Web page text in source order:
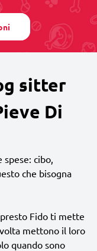
sitter
Di
cibo,
che bisogna
Fido ti mette
mettono il loro
quando sono